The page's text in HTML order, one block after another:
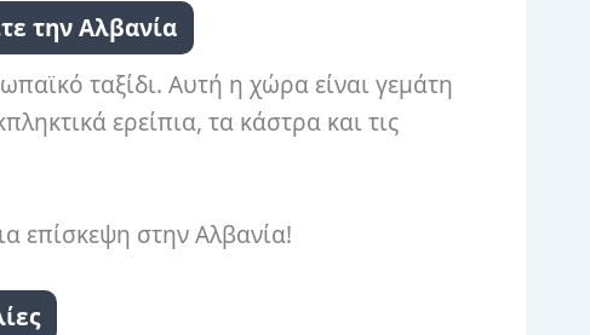
την Αλβανία
ταξίδι. Αυτή η χώρα είναι γεμάτη
ερείπια, τα κάστρα και τις
επίσκεψη στην Αλβανία!